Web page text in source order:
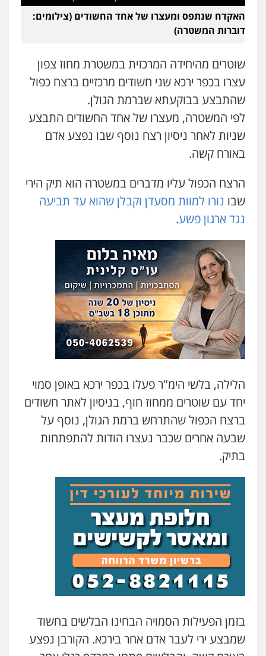
0509230800
גיל דביר – משרד עורכי דין
פלילי פשיעה כלכלית צווארון לבן
0506217771
סלימאן אבו שעירה – משרד עורכי דין
פלילי בטחוני צבאי נזיקין
עו"ד אסף גונן
פלילי פשע חמור תעבורה צבא מעצרים
וחקירות
0542255161
גל דהן – משרד עורך דין פלילי
פלילי פשיעה חמורה סמים
וחקירות
0544723840
עו"ד ראוף נג'אר
פלילי עורכי דין לענייני אסירים מעצרים
סמים רכוש
0548009246
עדי כרמלי – חברת עו"ד
פלילי כלכלי עורכי דין לענייני אסירים
0525060666
פלילי משפחה
503456449
עו"ד איהאב ג'לג'ולי
פלילי מעצרים וחקירות עורכי דין לענייני
אסירים
0505216700
אייל בן שושן, עורך דין פלילי
נוער רישום פלילי
האקדח שנתפס ומעצרו של אחד החשודים (צילומים:
דוברות המשטרה)
שוטרים מהיחידה המרכזית במשטרת מחוז צפון
עצרו בכפר ירכא שני חשודים מרכזיים ברצח כפול
שהתבצע בבוקעתא שברמת הגולן.
לפי המשטרה, מעצרו של אחד החשודים התבצע
שניות לאחר ניסיון רצח נוסף שבו נפצע אדם
באורח קשה.
הרצח הכפול עליו מדברים במשטרה הוא תיק הירי
שבו נורו למוות מסעדן וקבלן שהוא עד תביעה
נגד ארגון פשע.
הלילה, בלשי הימ"ר פעלו בכפר ירכא באופן סמוי
יחד עם שוטרים ממחוז חוף, בניסיון לאתר חשודים
ברצח הכפול שהתרחש ברמת הגולן, נוסף על
שבעה אחרים שכבר נעצרו הודות להתפתחות
בתיק.
בזמן הפעילות הסמויה הבחינו הבלשים בחשוד
שמבצע ירי לעבר אדם אחר בירכא. הקורבן נפצע